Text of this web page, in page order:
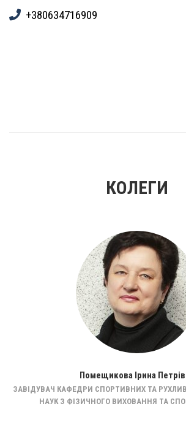
+380634716909
КОЛЕГИ
Помещикова Ірина
ЗАВІДУВАЧ КАФЕДРИ СПОРТИВНИХ ТА
НАУК З ФІЗИЧНОГО ВИХОВАННЯ ТА